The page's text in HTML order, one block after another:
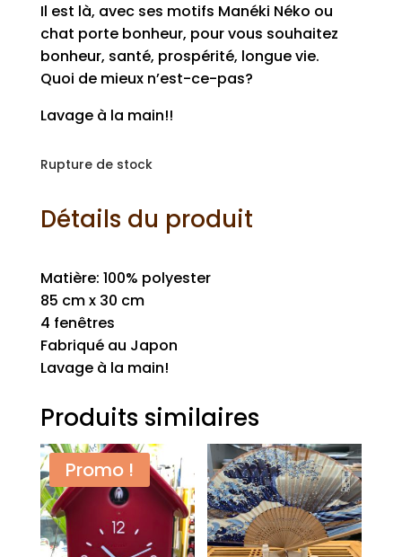
Il est là, avec ses motifs Manéki Néko ou
chat porte bonheur, pour vous souhaitez
bonheur, santé, prospérité, longue vie.
Quoi de mieux n’est-ce-pas?
Lavage à la main!!
Rupture de stock
Détails du produit
Matière: 100% polyester
85 cm x 30 cm
4 fenêtres
Fabriqué au Japon
Lavage à la main!
Produits similaires
Promo !